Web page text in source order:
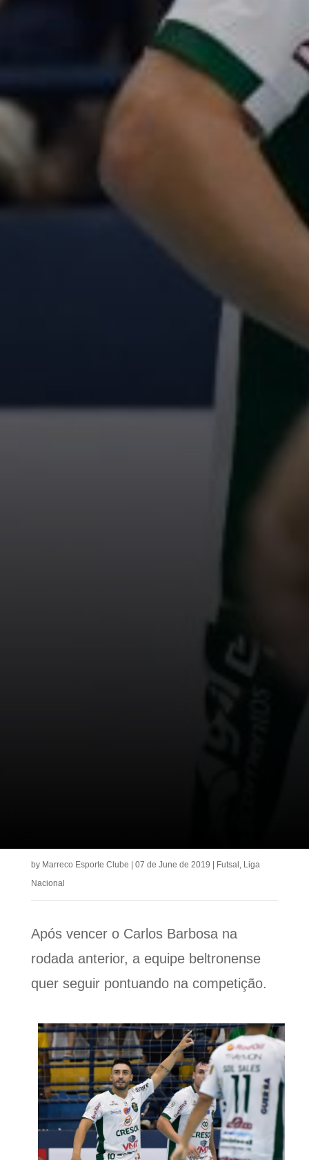
by Marreco Esporte Clube 07 de June de 2019 Futsal , Liga
Nacional
Após vencer o Carlos Barbosa na
rodada anterior, a equipe beltronense
quer seguir pontuando na competição.